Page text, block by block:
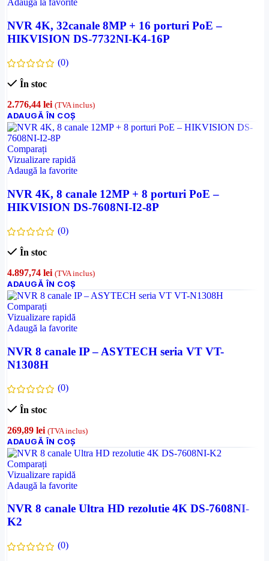
Adaugă la favorite
NVR 4K, 32canale 8MP + 16 porturi PoE –
HIKVISION DS-7732NI-K4-16P
(0)
În stoc
2.776,44 lei (TVA inclus)
ADAUGĂ ÎN COȘ
Comparați
Vizualizare rapidă
Adaugă la favorite
NVR 4K, 8 canale 12MP + 8 porturi PoE –
HIKVISION DS-7608NI-I2-8P
(0)
În stoc
4.897,74 lei (TVA inclus)
ADAUGĂ ÎN COȘ
Comparați
Vizualizare rapidă
Adaugă la favorite
NVR 8 canale IP – ASYTECH seria VT VT-
N1308H
(0)
În stoc
269,89 lei (TVA inclus)
ADAUGĂ ÎN COȘ
Comparați
Vizualizare rapidă
Adaugă la favorite
NVR 8 canale Ultra HD rezolutie 4K DS-7608NI-
K2
(0)